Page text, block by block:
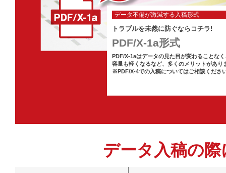
データ不備が激減する入稿形式
トラブルを未然に防ぐならコチラ!
PDF/X-1a形式
PDF/X-1aはデータの見た目が変わることなく
容量も軽くなるなど、多くのメリットがあり
※PDF/X-4での入稿についてはご相談くださ
データ入稿の